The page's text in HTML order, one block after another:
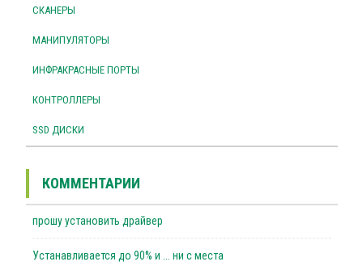
СКАНЕРЫ
МАНИПУЛЯТОРЫ
ИНФРАКРАСНЫЕ ПОРТЫ
КОНТРОЛЛЕРЫ
SSD ДИСКИ
КОММЕНТАРИИ
прошу установить драйвер
Устанавливается до 90% и ... ни с места